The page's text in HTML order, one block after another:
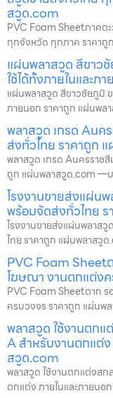
สวูด.com
PVC Foam Sheetภาคต
ทุกจังหวัด ทุกภาค ราคา
แผ่นพลาสวูด สีขาว
ใช้ได้ทั้งภายในและ
แผ่นพลาสวูด สีขาวชัยภูมิ
ภายนอก ราคาถูก แผ่นพล
พลาสวูด เกรด Aนค
ส่งทั่วไทย ราคาถูก
พลาสวูด เกรด Aนครราช
ถูก แผ่นพลาสวูด.com —
โรงงานขายส่งแผ่น
พร้อมจัดส่งทั่วไทย
โรงงานขายส่งแผ่นพลาส
ไทย ราคาถูก แผ่นพลาสวู
PVC Foam Sheet
โฆษณา งานตกแต่ง
PVC Foam Sheetตาก ร
ครบวงจร ราคาถูก แผ่นพ
พลาสวูด ใช้งานตก
A สำหรับงานตกแต่
สวูด.com
พลาสวูด ใช้งานตกแต่งสก
ตกแต่ง ภายในและภายน